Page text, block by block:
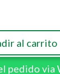
al carrito
pedido via
al carrito
pedido via